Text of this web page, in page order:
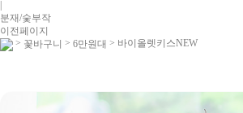
분재/숯부작
이전페이지
> 꽃바구니 > 6만원대 > 바이올렛키스NEW